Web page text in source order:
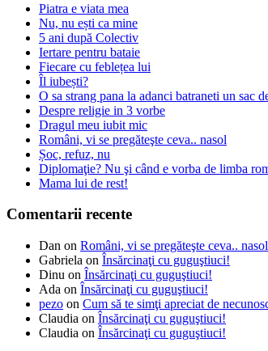
Piatra e viata mea
Nu, nu ești ca mine
5 ani după Colectiv
Iertare pentru bataie
Fiecare cu feblețea lui
Îl iubești?
O sa strang pana la adanci batraneti un sac
Despre religie in 3 vorbe
Dragul meu iubit mic
Români, vi se pregăteşte ceva.. nasol
Șoc, refuz, nu
Diplomaţie? Nu şi când e vorba de limba
Mama lui de rest!
Comentarii recente
Dan on Români, vi se pregăteşte ceva.. nasol
Gabriela on Însărcinaţi cu guguştiuci!
Dinu on Însărcinaţi cu guguştiuci!
Ada on Însărcinaţi cu guguştiuci!
pezo on Cum să te simţi apreciat de
Claudia on Însărcinaţi cu guguştiuci!
Claudia on Însărcinaţi cu guguştiuci!